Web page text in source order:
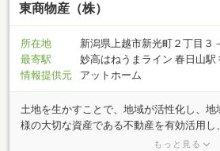
東商物産（株）
所在地
新潟県上越市新光町２丁目３
最寄駅
妙高はねうまライン 春日山駅
情報提供元
アットホーム
土地を生かすことで、地域が活性化し、地
様の大切な資産である不動産を有効活用し
ことが我々の使命と考えています。不動産
もっと見る